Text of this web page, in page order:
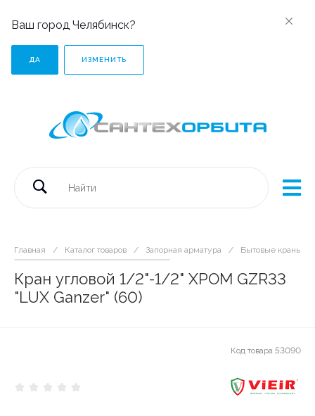
Ваш город Челябинск?
ДА ИЗМЕНИТЬ
Главная / Каталог товаров / Запорная арматура / Бытовые краны
Кран угловой 1/2"-1/2" ХРОМ GZR33
"LUX Ganzer" (60)
Код товара 53090